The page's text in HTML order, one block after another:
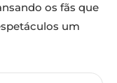
os fãs que
um